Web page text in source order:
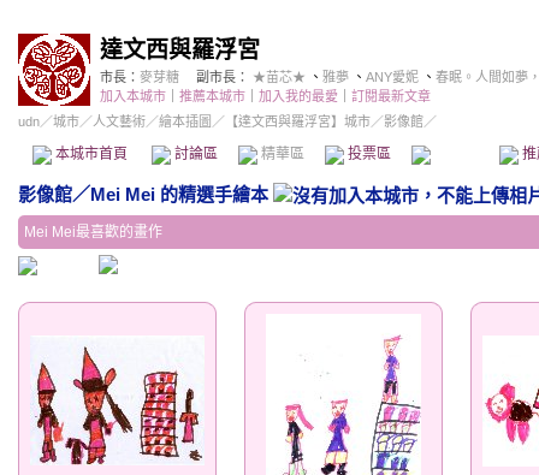
達文西與羅浮宮
市長： 麥芽糖 副市長： ★苗芯★ 、 雅夢 、 ANY愛妮 、 春眠。人間如夢
加入本城市
推薦本城市 加入我的最愛
訂閱最新文章
udn／城市／人文藝術／繪本插圖 ／ 【達文西與羅浮宮】城市／影像館／
本城市首頁 討論區 精華區 投票區 影像館
影像館／Mei Mei 的精選手繪本
Mei Mei最喜歡的畫作